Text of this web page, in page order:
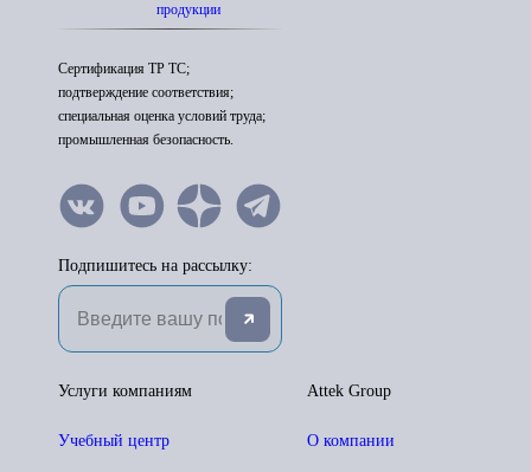
продукции
Сертификация ТР ТС;
подтверждение соответствия;
специальная оценка условий труда;
промышленная безопасность.
Подпишитесь на рассылку:
Attek Group
О компании
Услуги компаниям
Учебный центр